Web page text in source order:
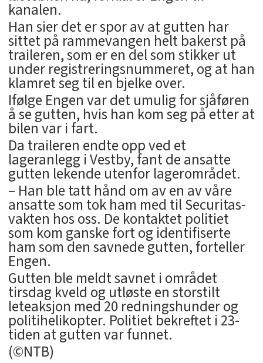
kanalen.
Han sier det er spor av at gutten har
sittet på rammevangen helt bakerst på
traileren, som er en del som stikker ut
under registreringsnummeret, og at han
klamret seg til en bjelke over.
Ifølge Engen var det umulig for sjåføren
å se gutten, hvis han kom seg på etter at
bilen var i fart.
Da traileren endte opp ved et
lageranlegg i Vestby, fant de ansatte
gutten lekende utenfor lagerområdet.
– Han ble tatt hånd om av en av våre
ansatte som tok ham med til Securitas-
vakten hos oss. De kontaktet politiet
som kom ganske fort og identifiserte
ham som den savnede gutten, forteller
Engen.
Gutten ble meldt savnet i området
tirsdag kveld og utløste en storstilt
leteaksjon med 20 redningshunder og
politihelikopter. Politiet bekreftet i 23-
tiden at gutten var funnet.
(©NTB)